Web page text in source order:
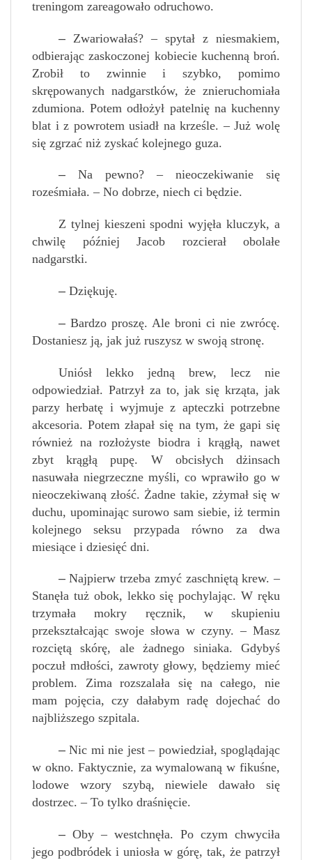
treningom zareagowało odruchowo.
– Zwariowałaś? – spytał z niesmakiem,
odbierając zaskoczonej kobiecie kuchenną broń.
Zrobił to zwinnie i szybko, pomimo
skrępowanych nadgarstków, że znieruchomiała
zdumiona. Potem odłożył patelnię na kuchenny
blat i z powrotem usiadł na krześle. – Już wolę
się zgrzać niż zyskać kolejnego guza.
– Na pewno? – nieoczekiwanie się
roześmiała. – No dobrze, niech ci będzie.
Z tylnej kieszeni spodni wyjęła kluczyk, a
chwilę później Jacob rozcierał obolałe
nadgarstki.
– Dziękuję.
– Bardzo proszę. Ale broni ci nie zwrócę.
Dostaniesz ją, jak już ruszysz w swoją stronę.
Uniósł lekko jedną brew, lecz nie
odpowiedział. Patrzył za to, jak się krząta, jak
parzy herbatę i wyjmuje z apteczki potrzebne
akcesoria. Potem złapał się na tym, że gapi się
również na rozłożyste biodra i krągłą, nawet
zbyt krągłą pupę. W obcisłych dżinsach
nasuwała niegrzeczne myśli, co wprawiło go w
nieoczekiwaną złość. Żadne takie, zżymał się w
duchu, upominając surowo sam siebie, iż termin
kolejnego seksu przypada równo za dwa
miesiące i dziesięć dni.
–Najpierw trzeba zmyć zaschniętą krew. –
Stanęła tuż obok, lekko się pochylając. W ręku
trzymała mokry ręcznik, w skupieniu
przekształcając swoje słowa w czyny. – Masz
rozciętą skórę, ale żadnego siniaka. Gdybyś
poczuł mdłości, zawroty głowy, będziemy mieć
problem. Zima rozszalała się na całego, nie
mam pojęcia, czy dałabym radę dojechać do
najbliższego szpitala.
–Nic mi nie jest – powiedział, spoglądając
w okno. Faktycznie, za wymalowaną w fikuśne,
lodowe wzory szybą, niewiele dawało się
dostrzec. – To tylko draśnięcie.
– Oby – westchnęła. Po czym chwyciła
jego podbródek i uniosła w górę, tak, że patrzył